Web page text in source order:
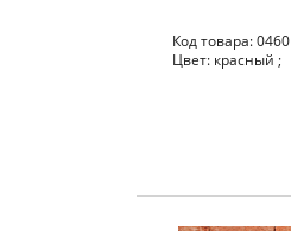
Код товара:
Цвет: красный ;